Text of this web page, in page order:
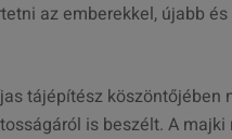
az emberekkel, újabb
tájépítész
is beszélt. A